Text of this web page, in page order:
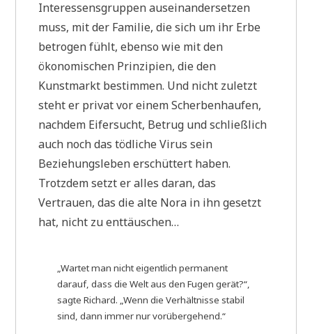
Interessensgruppen auseinandersetzen
muss, mit der Familie, die sich um ihr Erbe
betrogen fühlt, ebenso wie mit den
ökonomischen Prinzipien, die den
Kunstmarkt bestimmen. Und nicht zuletzt
steht er privat vor einem Scherbenhaufen,
nachdem Eifersucht, Betrug und schließlich
auch noch das tödliche Virus sein
Beziehungsleben erschüttert haben.
Trotzdem setzt er alles daran, das
Vertrauen, das die alte Nora in ihn gesetzt
hat, nicht zu enttäuschen…
„Wartet man nicht eigentlich permanent
darauf, dass die Welt aus den Fugen gerät?“,
sagte Richard. „Wenn die Verhältnisse stabil
sind, dann immer nur vorübergehend.“